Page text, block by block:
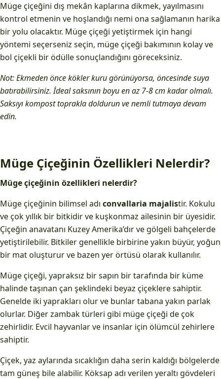
Müge çiçeğini dış mekân kaplarına dikmek, yayılmasını
kontrol etmenin ve hoşlandığı nemi ona sağlamanın harika
bir yolu olacaktır. Müge çiçeği yetiştirmek için hangi
yöntemi seçerseniz seçin, müge çiçeği bakımının kolay ve
bol çiçekli bir ödülle sonuçlandığını göreceksiniz.
Not: Ekmeden önce kökler kuru görünüyorsa, öncesinde suya
batırabilirsiniz. İdeal saksının boyu en az 7-8 cm kadar olmalı.
Saksıyı kompost toprakla doldurun ve nemli tutmaya devam
edin.
Müge Çiçeğinin Özellikleri Nelerdir?
Müge çiçeğinin özellikleri nelerdir?
Müge çiçeğinin bilimsel adı convallaria majalistir. Kokulu
ve çok yıllık bir bitkidir ve kuşkonmaz ailesinin bir üyesidir.
Çiçeğin anavatanı Kuzey Amerika’dır ve gölgeli bahçelerde
yetiştirilebilir. Bitkiler genellikle birbirine yakın büyür, yoğun
bir mat oluşturur ve bazen yer örtüsü olarak kullanılır.
Müge çiçeği, yapraksız bir sapın bir tarafında bir küme
halinde taşınan çan şeklindeki beyaz çiçeklere sahiptir.
Genelde iki yaprakları olur ve bunlar tabana yakın parlak
olurlar. Diğer zambak türleri gibi müge çiçeği de çok
zehirlidir. Evcil hayvanlar ve insanlar için ölümcül zehirlere
sahiptir.
Çiçek, yaz aylarında sıcaklığın daha serin kaldığı bölgelerde
tam güneş bile alabilir. Köksap adı verilen yeraltı gövdeleri